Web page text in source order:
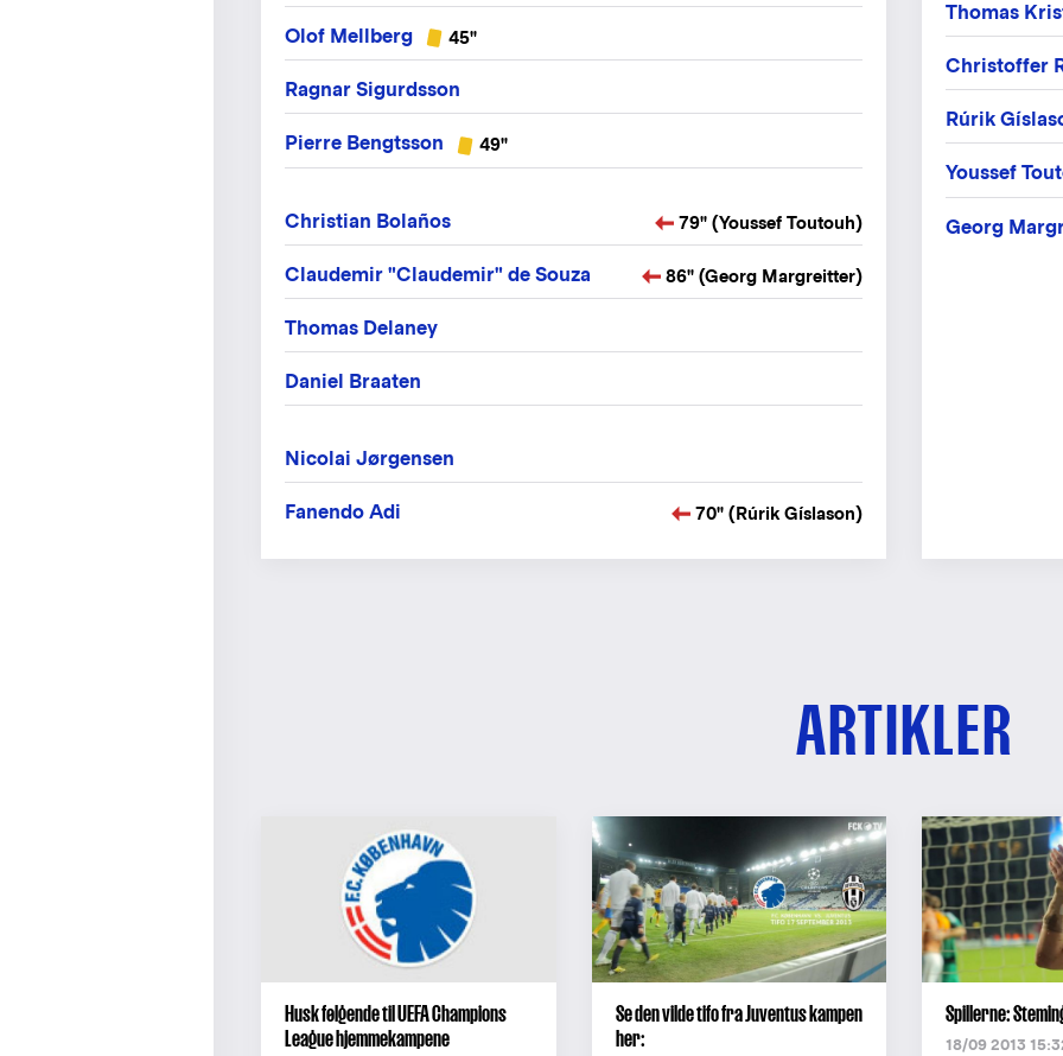
Olof Mellberg 45"
Ragnar Sigurdsson
Pierre Bengtsson 49"
Christian Bolaños 79" (Youssef Toutouh)
Claudemir "Claudemir" de Souza 86" (Georg Margreitter)
Thomas Delaney
Daniel Braaten
Nicolai Jørgensen
Fanendo Adi 70" (Rúrik Gíslason)
Thomas
Christoffer
Rúrik
Youssef
Georg
ARTIKLER
Husk følgende til UEFA Champions
League hjemmekampene
Se den vilde tifo fra Juventus kampen
her:
Spillerne:
18/09 2013